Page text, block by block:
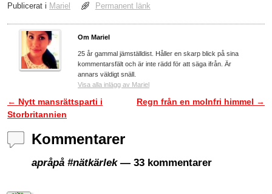
Publicerat i Mariel Permanent länk
Om Mariel
25 år gammal jämställdist. Håller en skarp blick på sina
kommentarsfält och är inte rädd för att säga ifrån. Är
annars väldigt snäll.
Visa alla inlägg av Mariel
Inläggsnavigering
← Nytt mansrättsparti i
Storbritannien
Regn från en molnfri himmel →
Kommentarer
apråpå #nätkärlek— 33 kommentarer